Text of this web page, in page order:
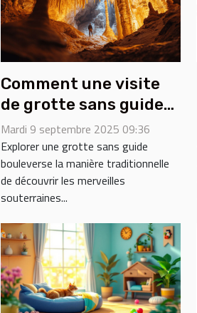
Comment une visite
de grotte sans guide
enrichit-elle votre
expérience ?
Mardi 9 septembre 2025 09:36
Explorer une grotte sans guide
bouleverse la manière traditionnelle
de découvrir les merveilles
souterraines...